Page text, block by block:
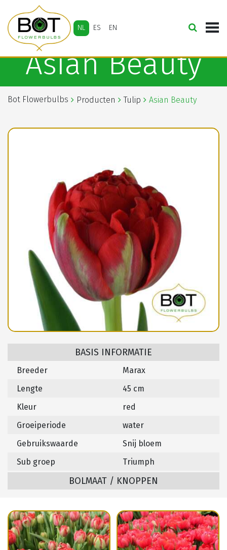
NL ES EN
Asian Beauty
Bot Flowerbulbs Producten Tulip Asian Beauty
BASIS INFORMATIE
Breeder
Marax
Lengte
45 cm
Kleur
red
Groeiperiode
water
Gebruikswaarde
Snij bloem
Sub groep
Triumph
BOLMAAT / KNOPPEN